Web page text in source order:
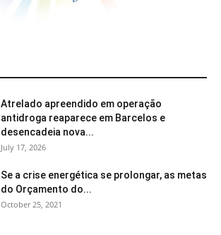
Atrelado apreendido em operação
antidroga reaparece em Barcelos e
desencadeia nova...
July 17, 2026
Se a crise energética se prolongar, as metas
do Orçamento do...
October 25, 2021